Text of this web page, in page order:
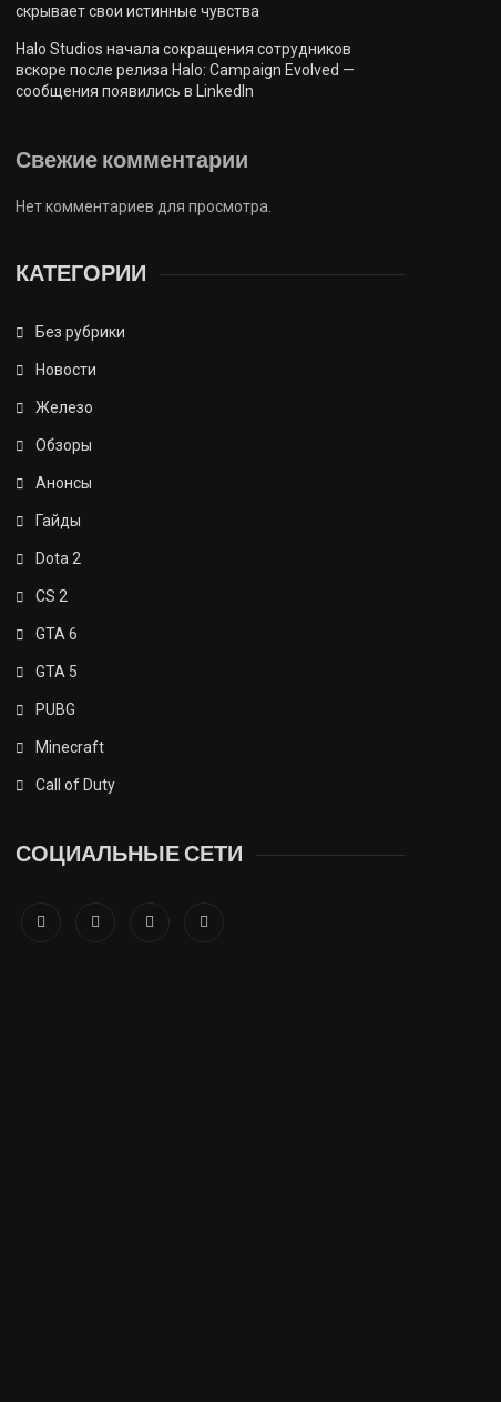
скрывает свои истинные чувства
Halo Studios начала сокращения сотрудников
вскоре после релиза Halo: Campaign Evolved —
сообщения появились в LinkedIn
Свежие комментарии
Нет комментариев для просмотра.
КАТЕГОРИИ
Без рубрики
Новости
Железо
Обзоры
Анонсы
Гайды
Dota 2
CS 2
GTA 6
GTA 5
PUBG
Minecraft
Call of Duty
СОЦИАЛЬНЫЕ СЕТИ